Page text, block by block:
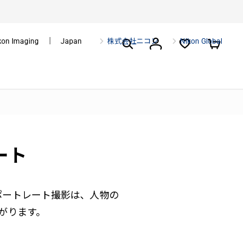
Imaging ｜ Japan 株式会社ニコン Nikon Global
ト
トレート撮影は、人物の
ます。